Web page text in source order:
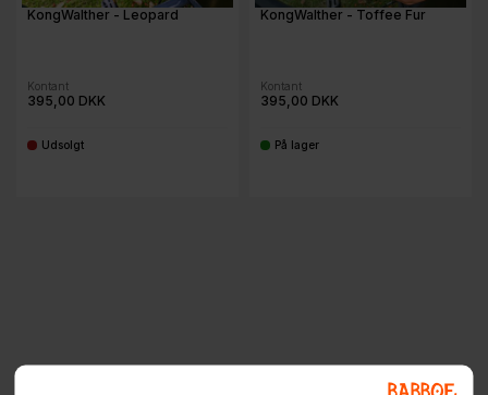
KongWalther - Leopard
Kontant
395,00 DKK
Udsolgt
KongWalther - Toffee Fur
Kontant
395,00 DKK
På lager